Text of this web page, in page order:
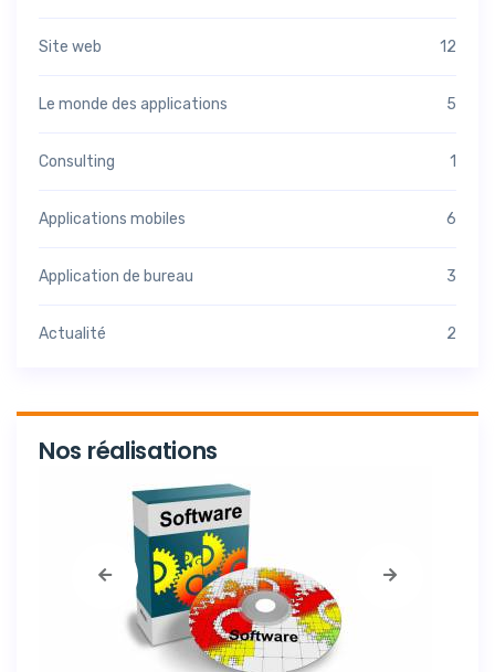
Site web 12
Le monde des applications 5
Consulting 1
Applications mobiles 6
Application de bureau 3
Actualité 2
Nos réalisations